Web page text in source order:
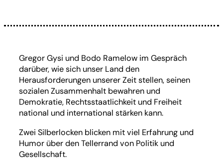
Gregor Gysi und Bodo Ramelow im Gespräch
darüber, wie sich unser Land den
Herausforderungen unserer Zeit stellen, seinen
sozialen Zusammenhalt bewahren und
Demokratie, Rechtsstaatlichkeit und Freiheit
national und international stärken kann.
Zwei Silberlocken blicken mit viel Erfahrung und
Humor über den Tellerrand von Politik und
Gesellschaft.